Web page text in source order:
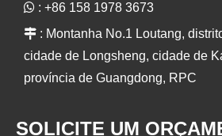
 : +86 158 1978 3673
 : Montanha No.1 Loutang,
cidade de Longsheng, cidade de
província de Guangdong, RPC
SOLICITE UM